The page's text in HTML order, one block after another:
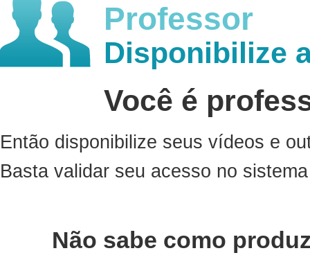
Professor
Disponibilize
Você é
Então disponibilize seus vídeos e
Basta validar seu acesso no
Não sabe como